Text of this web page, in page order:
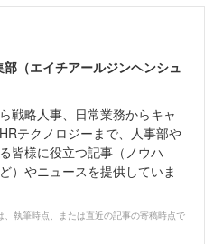
（エイチアールジンヘンシュ
戦略人事、日常業務からキャ
テクノロジーまで、人事部や
皆様に役立つ記事（ノウハ
）やニュースを提供していま
、執筆時点、または直近の記事の寄稿時点で